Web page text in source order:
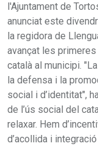
l'Ajuntament de
anunciat este
la regidora de
avançat les
català al municipi.
la defensa i la
social i d’identitat",
de l’ús social del
relaxar. Hem
d’acollida i